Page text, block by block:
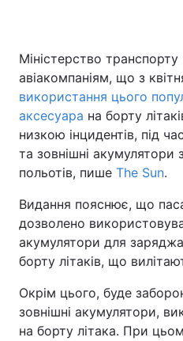
Україна
Економіка
Спорт
Техно і зв'язок
Зброя
Здоров'я
Цікавинки
Міністерство транспорту
авіакомпаніям, що з
використання цього
аксесуара на борту
низкою інцидентів, під
та зовнішні акумулятори
польотів, пише The Sun.
Видання пояснює, що
дозволено
акумулятори для
борту літаків, що
Окрім цього, буде
зовнішні акумулятори,
на борту літака. При